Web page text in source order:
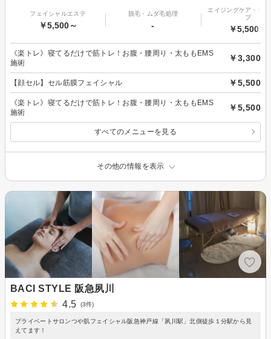
フェイシャルエステ
￥5,500～
脱毛・ムダ毛処理
-
エイジングケア・リ
プ
￥5,500～
《楽トレ》寝てるだけで筋トレ！お腹・腰周り・太ももEMS
施術
￥3,300
【顔セル】セル筋膜フェイシャル ￥5,500
《楽トレ》寝てるだけで筋トレ！お腹・腰周り・太ももEMS
施術
￥5,500
すべてのメニューを見る
その他の情報を表示
BACI STYLE 阪急夙川
4.5
(3件)
プライベートサロンつや肌フェイシャル阪急神戸線「夙川駅」北側徒歩１分駅から見
えてます！